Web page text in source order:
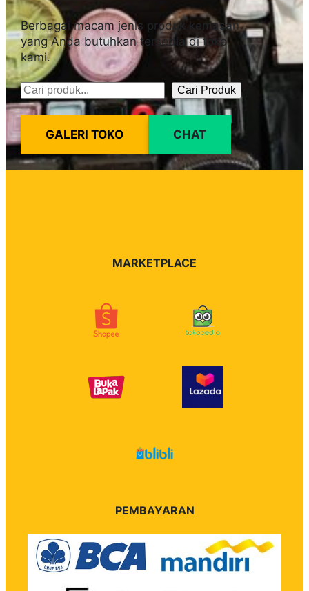
Berbagai macam jenis produk kemasan
yang Anda butuhkan tersedia di toko
kami.
Pencarian Cari Produk
GALERI TOKO CHAT
MARKETPLACE
PEMBAYARAN